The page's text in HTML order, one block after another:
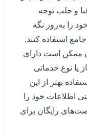
و جلب توجه
را به‌روز نگه
استفاده کنند.
ممکن است دارای
یا نوع خدماتی
بهتر از این
اطلاعات خود را
رایگان برای